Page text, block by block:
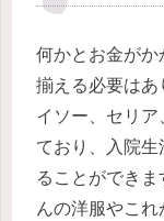
何かとお金が
揃える必要は
イソー、セリ
ており、入院生
ることができ
んの洋服やこれ